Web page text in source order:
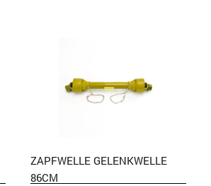
ZAPFWELLE GELENKWELLE
86CM